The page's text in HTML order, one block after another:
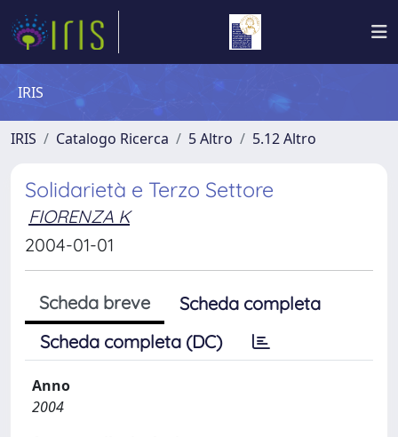
IRIS
IRIS Catalogo Ricerca 5 Altro 5.12 Altro
Solidarietà e Terzo Settore
FIORENZA K
2004-01-01
Scheda breve
Scheda completa
Scheda completa (DC)
Anno
2004